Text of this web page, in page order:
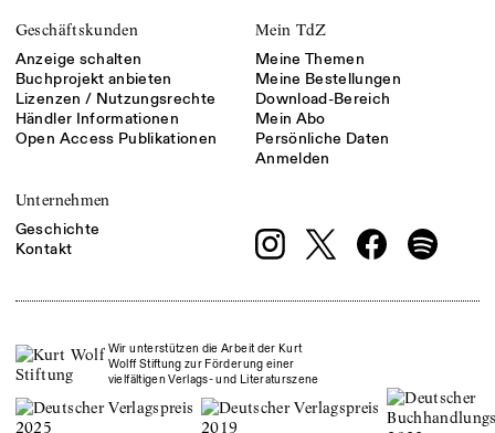
Geschäftskunden
Anzeige schalten
Buchprojekt anbieten
Lizenzen / Nutzungsrechte
Händler Informationen
Open Access Publikationen
Mein TdZ
Meine Themen
Meine Bestellungen
Download-Bereich
Mein Abo
Persönliche Daten
Anmelden
Unternehmen
Geschichte
Kontakt
Wir unterstützen die Arbeit der Kurt
Wolff Stiftung zur Förderung einer
vielfältigen Verlags- und Literaturszene